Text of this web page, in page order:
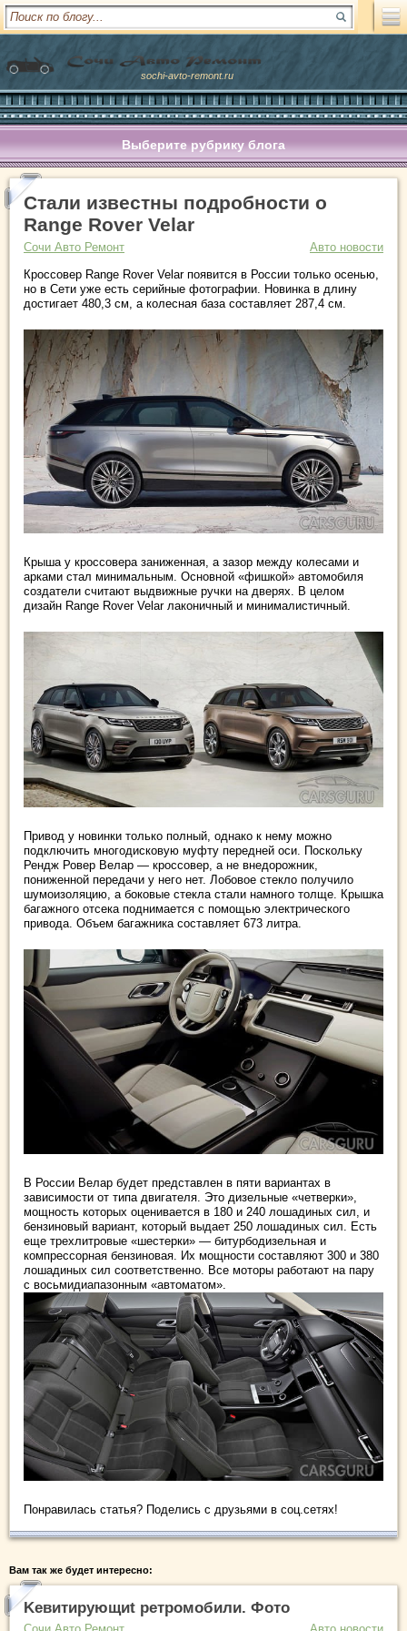
sochi-avto-remont.ru
Выберите рубрику блога
Стали известны подробности о
Range Rover Velar
Сочи Авто Ремонт
Авто новости
Кроссовер Range Rover Velar появится в России только осенью,
но в Сети уже есть серийные фотографии. Новинка в длину
достигает 480,3 см, а колесная база составляет 287,4 см.
Крыша у кроссовера заниженная, а зазор между колесами и
арками стал минимальным. Основной «фишкой» автомобиля
создатели считают выдвижные ручки на дверях. В целом
дизайн Range Rover Velar лаконичный и минималистичный.
Привод у новинки только полный, однако к нему можно
подключить многодисковую муфту передней оси. Поскольку
Рендж Ровер Велар — кроссовер, а не внедорожник,
пониженной передачи у него нет. Лобовое стекло получило
шумоизоляцию, а боковые стекла стали намного толще. Крышка
багажного отсека поднимается с помощью электрического
привода. Объем багажника составляет 673 литра.
В России Велар будет представлен в пяти вариантах в
зависимости от типа двигателя. Это дизельные «четверки»,
мощность которых оценивается в 180 и 240 лошадиных сил, и
бензиновый вариант, который выдает 250 лошадиных сил. Есть
еще трехлитровые «шестерки» — битурбодизельная и
компрессорная бензиновая. Их мощности составляют 300 и 380
лошадиных сил соответственно. Все моторы работают на пару
с восьмидиапазонным «автоматом».
Понравилась статья? Поделись с друзьями в соц.сетях!
Вам так же будет интересно:
Kевитирующиt ретромобили. Фото